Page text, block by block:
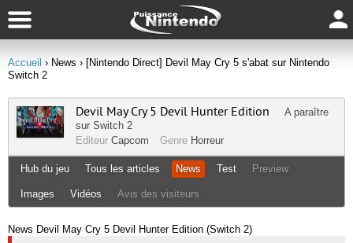
Accueil › News › [Nintendo Direct] Devil May Cry 5 s'abat sur Nintendo
Switch 2
Devil May Cry 5 Devil Hunter Edition
A paraître
sur Switch 2
Editeur Capcom Genre Horreur
Hub du jeu Tous les articles News Test Preview
Images Vidéos Avis des visiteurs
News Devil May Cry 5 Devil Hunter Edition (Switch 2)